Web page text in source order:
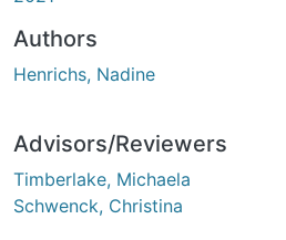
Authors
Henrichs, Nadine
Advisors/Reviewers
Timberlake, Michaela
Schwenck, Christina